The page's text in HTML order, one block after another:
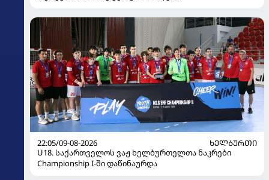
22:05/09-08-2026
ᲮᲔᲚᲑᲣᲠᲗᲘ
U18. საქართველოს ვაჟ ხელბურთელთა ნაკრები
Championship I-ში დაწინაურდა